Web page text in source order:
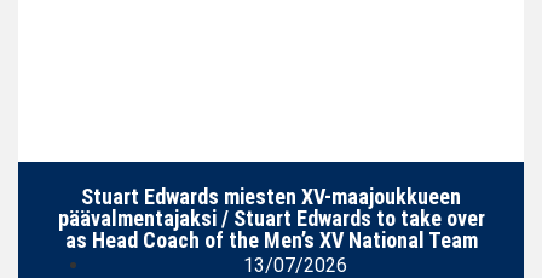
Stuart Edwards miesten XV-maajoukkueen
päävalmentajaksi / Stuart Edwards to take over
as Head Coach of the Men’s XV National Team
13/07/2026